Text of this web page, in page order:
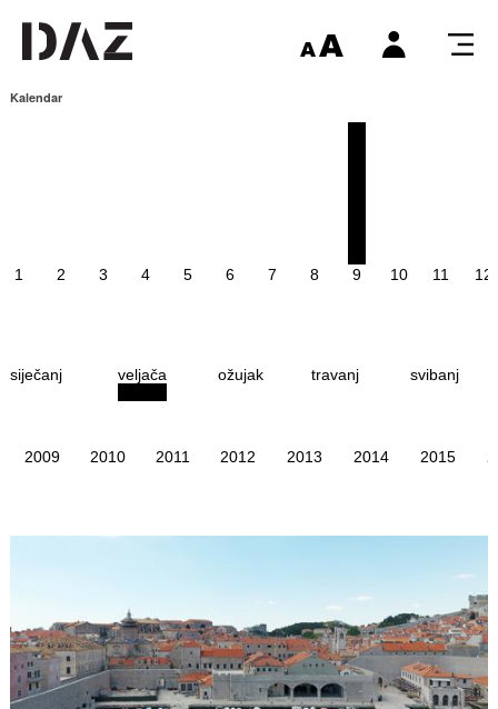
Kalendar
1 2 3 4 5 6 7 8 9 10 11 12
siječanj veljača ožujak travanj svibanj
2009 2010 2011 2012 2013 2014 2015